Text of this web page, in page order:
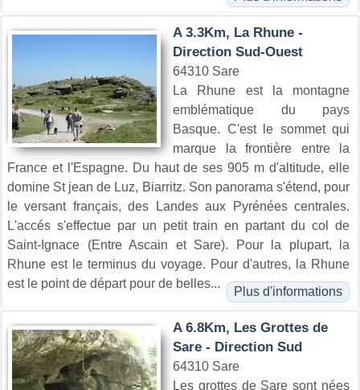
A 3.3Km, La Rhune -
Direction Sud-Ouest
64310 Sare
La Rhune est la montagne
emblématique du pays
Basque. C'est le sommet qui
marque la frontière entre la
France et l'Espagne. Du haut de ses 905 m d'altitude, elle
domine St jean de Luz, Biarritz. Son panorama s'étend, pour
le versant français, des Landes aux Pyrénées centrales.
L'accés s'effectue par un petit train en partant du col de
Saint-Ignace (Entre Ascain et Sare). Pour la plupart, la
Rhune est le terminus du voyage. Pour d'autres, la Rhune
est le point de départ pour de belles...
Plus d'informations
A 6.8Km, Les Grottes de
Sare - Direction Sud
64310 Sare
Les grottes de Sare sont nées